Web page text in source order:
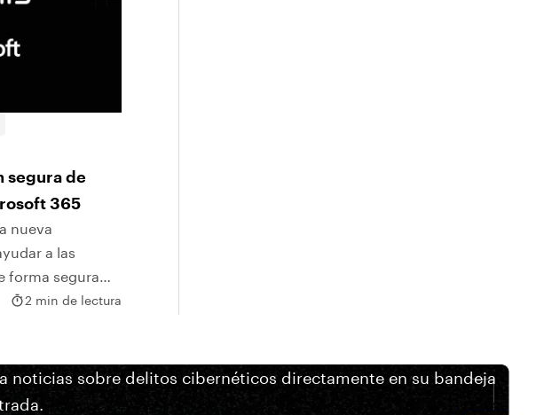
segura de
365
nueva
a las
forma segura
más
2 min de lectura
noticias sobre delitos cibernéticos directamente en su bandeja